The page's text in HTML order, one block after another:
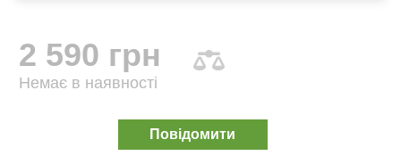
2 590 грн
Немає в наявності
Повідомити